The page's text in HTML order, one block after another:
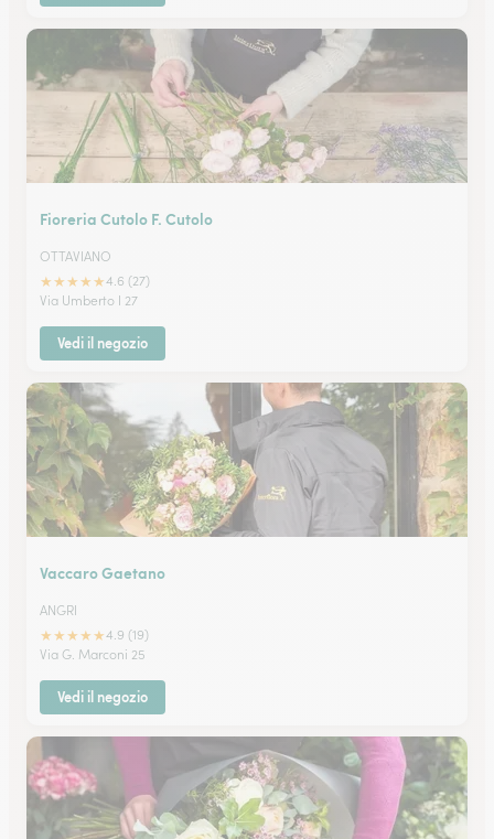
Fioreria Cutolo F. Cutolo
OTTAVIANO
★★★★★4.6 (27)
Via Umberto I 27
Vedi il negozio
Vaccaro Gaetano
ANGRI
★★★★★4.9 (19)
Via G. Marconi 25
Vedi il negozio